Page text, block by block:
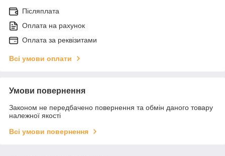
Післяплата
Оплата на рахунок
Оплата за реквізитами
Всі умови оплати
Умови повернення
Законом не передбачено повернення та обмін даного товару
належної якості
Всі умови повернення